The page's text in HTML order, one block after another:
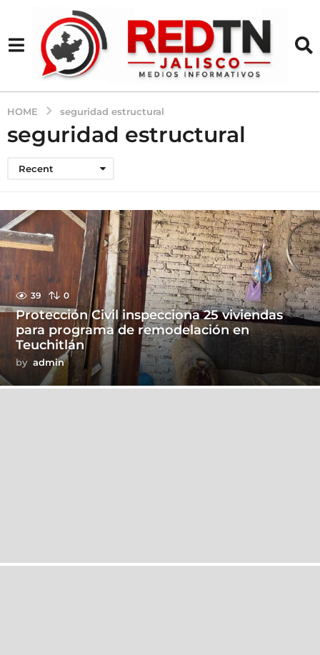
HOME seguridad estructural
seguridad estructural
Recent
39 0
Protección Civil inspecciona 25 viviendas
para programa de remodelación en
Teuchitlán
by admin